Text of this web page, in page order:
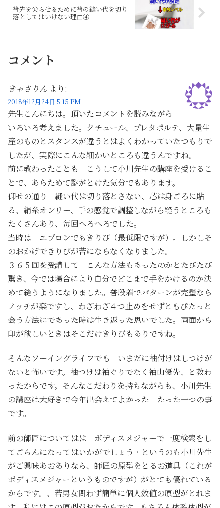
衿先を尖らせるために衿の縫い代を切り
落としてはいけない理由④
コメント
きゃさりん より:
2018年12月24日 5:15 PM
先生こんにちは。頂いたコメントを読みながら
いろいろ考えました。クチュール、プレタポルテ、大量生
産のものとスタンスが違うとはよくわかっていたつもりで
したが、実際にこんな細かいところも違うんですね。
前に教わったことも こうして小川先生の講座を受けるこ
とで、あらためて謎がとけた気分でもあります。
仰せの通り 縫い代は切り落とさない、芯は身ごろに貼
る、絹糸オンリー、手の感覚で調整しながら縫うところも
たくさんあり、毎回へろへろでした。
当時は エプロンでもきりび（最低限ですが）。しかしそ
のおかげできりびが苦にならなくなりました。
３６５回を受講して こんな方法もあったのかとたびたび
驚き、今では場合により自分でどこまで手をかけるのか決
めて縫うようになりました。普段着でパターンが完璧なら
ノッチが楽ですし、わざわざ４つ止めをせずともぴたっと
会う方法にであった時は生き返った思いでした。両面から
印が欲しいときはそこだけきりびもありですね。
そんなソーイングライフでも いまだに袖付けはしつけが
ないと怖いです。袖つけは袖ぐりでなく袖山優先、と教わ
ったからです。そんなこだわりを持ちながらも、小川先生
の講座は大好きで今年出会えてよかった たった一つの事
です。
前の師匠についてはは ボディスメジャーで一度検索をし
てごらんになってはいかがでしょう・というのも小川先生
がご興味あおありなら、師匠の原型をとるお道具（これが
ボディスメジャーというものですが）がとても優れている
からです。、若男女問わず簡単に個人数値の原型がとれま